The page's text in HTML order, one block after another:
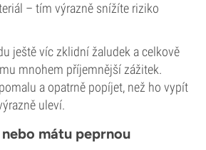
– tím výrazně snížíte riziko
ještě víc zklidní žaludek a celkově
mnohem příjemnější zážitek.
a opatrně popíjet, než ho vypít
uleví.
mátu peprnou